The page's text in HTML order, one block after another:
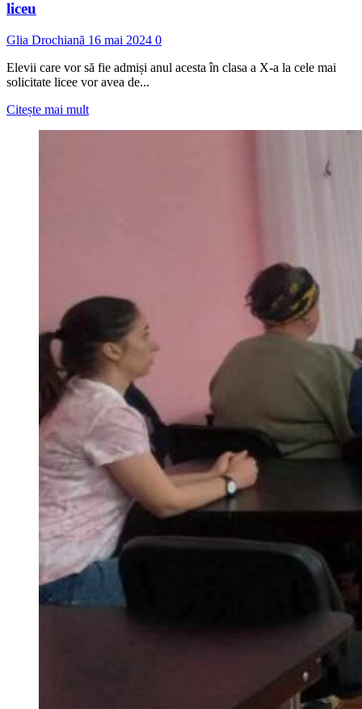
liceu
Glia Drochiană 16 mai 2024 0
Elevii care vor să fie admiși anul acesta în clasa a X-a la cele mai
solicitate licee vor avea de...
Citește mai multRead